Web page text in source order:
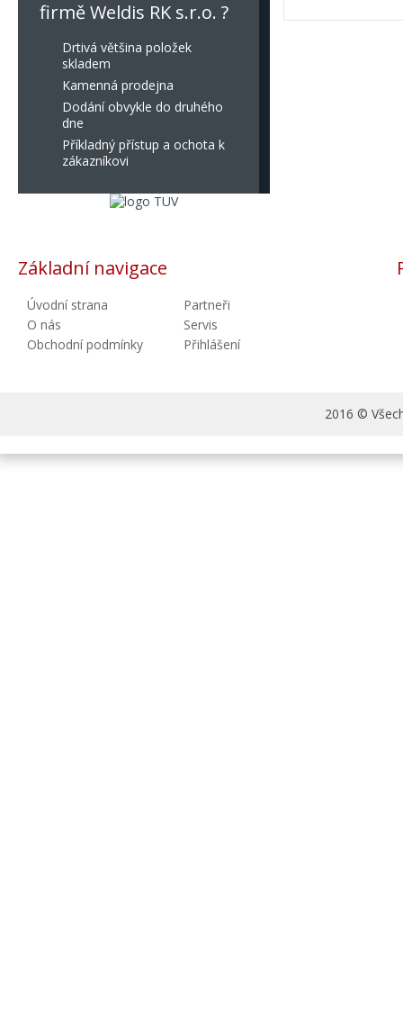
firmě Weldis RK s.r.o. ?
Drtivá většina položek
skladem
Kamenná prodejna
Dodání obvykle do druhého
dne
Příkladný přístup a ochota k
zákazníkovi
Základní navigace
Úvodní strana
O nás
Obchodní podmínky
Partneři
Servis
Přihlášení
2016 ©